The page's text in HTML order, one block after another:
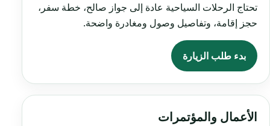
تحتاج الرحلات السياحية عادة إلى جواز صالح، خطة سفر،
حجز إقامة، وتفاصيل وصول ومغادرة واضحة.
بدء طلب الزيارة
الأعمال والمؤتمرات